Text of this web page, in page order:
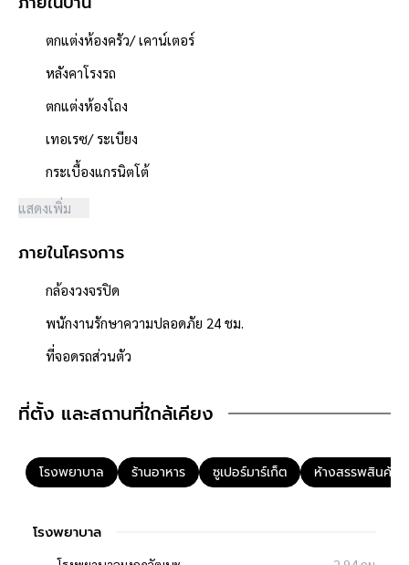
- บ่อพัก-ท่อน้ำทิ้งภายในอาคาร
ระบบไฟ
- ตู้ควบคุม
- สายไฟฟ้าภายในอาคาร
- สวิสซ์+เต้ารับ
- ดวงโคม+หลอดไฟ
**จุดเด่นโครงการ–สภาพแวดล้อม**
- โครงการตั้งอยู่บนถนนสายหลัก ถนนแจ้งวัฒนะ
- ถนนโครงการกว้าง 6 เมตร
- ใกล้ห้างสรรพสินค้าเซ็นทรัลแจ้งวัฒนะ, โลตัส, แมคโคร แจ้งวัฒนะ
- ใกล้โรงพยาบาลชลประทาน
- ใกล้โรงเรียนสินทรัพย์อนุสรณ์, บางกอก เอ็นเอ
- ตัวบ้านห่างจากหน้าโครงการ 350 เมตร
- ใกล้รถไฟฟ้าสายสีแดง "สถานีศรีรัช"
**สอบถามข้อมูลบ้านมือสอง**
เรามีบริการด้านสินเชื่อ ติดต่อได้กับทุกธนาคาร สามารถกู้ได้วงเงิน
ตกแต่งห้องครัว/ เคาน์เตอร์
หลังคาโรงรถ
ตกแต่งห้องโถง
เทอเรซ/ ระเบียง
กระเบื้องแกรนิตโต้
แสดงเพิ่ม
ภายในโครงการ
กล้องวงจรปิด
พนักงานรักษาความปลอดภัย 24 ชม.
ที่จอดรถส่วนตัว
ที่ตั้ง และสถานที่ใกล้เคียง
โรงพยาบาล ร้านอาหาร ซูเปอร์มาร์เก็ต ห้างสรรพสินค้า
โรงพยาบาล